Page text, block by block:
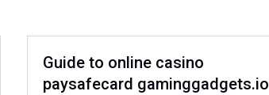
Guide to online casino
paysafecard gaminggadgets.io